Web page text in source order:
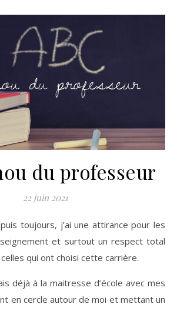
du professeur
22 juin 2021
toujours, j’ai une attirance pour les
et surtout un respect total
qui ont choisi cette carrière.
déjà à la maitresse d’école avec mes
en cercle autour de moi et mettant un